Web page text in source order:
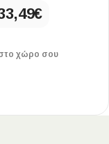
€
χώρο σου